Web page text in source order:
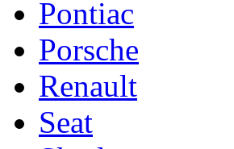
Pontiac
Porsche
Renault
Seat